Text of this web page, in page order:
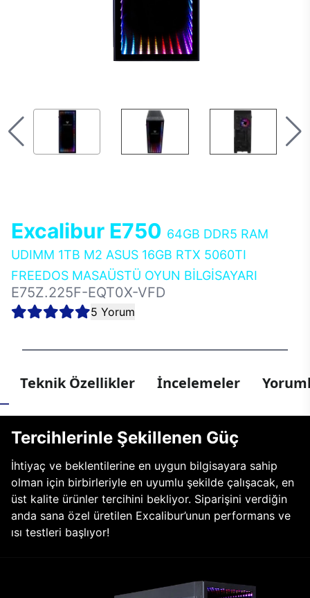
Excalibur E750 64GB DDR5 RAM
UDIMM 1TB M2 ASUS 16GB RTX 5060TI
FREEDOS MASAÜSTÜ OYUN BİLGİSAYARI
E75Z.225F-EQT0X-VFD
5 Yorum
Teknik Özellikler İncelemeler
Tercihlerinle Şekillenen Güç
İhtiyaç ve beklentilerine en uygun bilgisayara sahip
olman için birbirleriyle en uyumlu şekilde çalışacak, en
üst kalite ürünler tercihini bekliyor. Siparişini verdiğin
anda sana özel üretilen Excalibur’unun performans ve
ısı testleri başlıyor!